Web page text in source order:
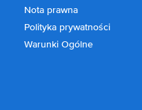
Nota prawna
Polityka prywatności
Warunki Ogólne